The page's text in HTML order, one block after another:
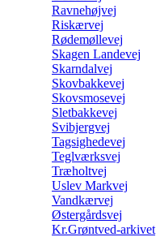
Ravnehøjvej
Riskærvej
Rødemøllevej
Skagen Landevej
Skarndalvej
Skovbakkevej
Skovsmosevej
Sletbakkevej
Svibjergvej
Tagsighedevej
Teglværksvej
Træholtvej
Uslev Markvej
Vandkærvej
Østergårdsvej
Kr.Grøntved-arkivet